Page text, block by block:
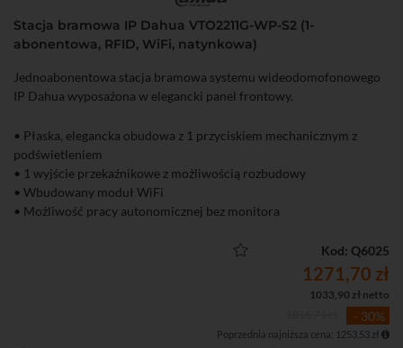
Stacja bramowa IP Dahua VTO2211G-WP-S2 (1-
abonentowa, RFID, WiFi, natynkowa)
Jednoabonentowa stacja bramowa systemu wideodomofonowego
IP Dahua wyposażona w elegancki panel frontowy.
• Płaska, elegancka obudowa z 1 przyciskiem mechanicznym z
podświetleniem
• 1 wyjście przekaźnikowe z możliwością rozbudowy
• Wbudowany moduł WiFi
• Możliwość pracy autonomicznej bez monitora
• Wbudowany czytnik kart zbliżeniowych (Mifare, do 10000 kart)
• Funkcja zapisu wiadomości wideo po nieodebranym połączeniu
Kod: Q6025
1271,70 zł
1033,90 zł netto
- 30%
Poprzednia najniższa cena: 1253,53 zł